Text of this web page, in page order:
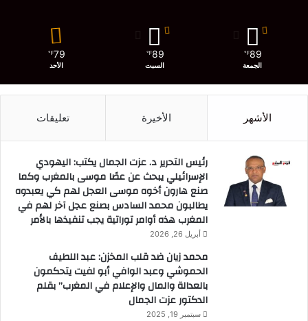
89
℉
الجمعة
89
℉
السبت
79
℉
الأحد
الأشهر الأخيرة تعليقات
رئيس التحرير د. عزت الجمال يكتب: اليهودي
الإسرائيلي يبحث عن عصًا موسى بالمغرب وكما
صنع هارون أخوه موسى العجل لهم كي يعبدوه
يطالبون محمد السادس بصنع عجل آخر لهم في
المغرب هذه أوامر توراتية يجب تنفيذها بالأمر
أبريل 26, 2026
محمد زيان ضد قلب المخزن: عبد اللطيف
الحموشي وعبد الوافي أبو لفيت يتحكمون
بالعدالة والمال والإعلام في المغرب” بقلم
الدكتور عزت الجمال
سبتمبر 19, 2025